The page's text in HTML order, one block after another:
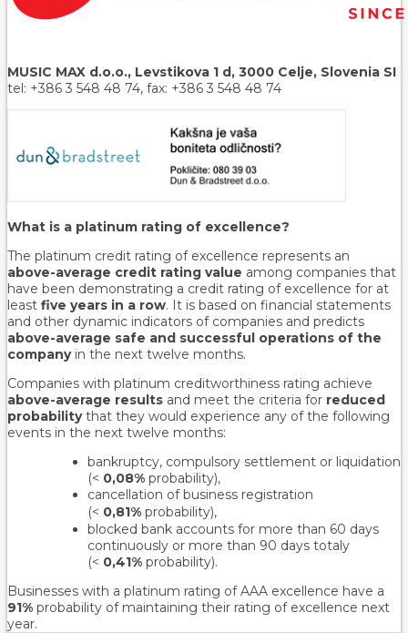
MUSIC MAX d.o.o., Levstikova 1 d, 3000 Celje, Slovenia SI
tel: +386 3 548 48 74, fax: +386 3 548 48 74
What is a platinum rating of excellence?
The platinum credit rating of excellence represents an
above-average credit rating value among companies that
have been demonstrating a credit rating of excellence for at
least five years in a row. It is based on financial statements
and other dynamic indicators of companies and predicts
above-average safe and successful operations of the
companyin the next twelve months.
Companies with platinum creditworthiness rating achieve
above-average results and meet the criteria for reduced
probabilitythat they would experience any of the following
events in the next twelve months:
bankruptcy, compulsory settlement or liquidation
(< 0,08% probability),
cancellation of business registration
(< 0,81% probability),
blocked bank accounts for more than 60 days
continuously or more than 90 days totaly
(< 0,41% probability).
Businesses with a platinum rating of AAA excellence have a
91% probability of maintaining their rating of excellence next
year.